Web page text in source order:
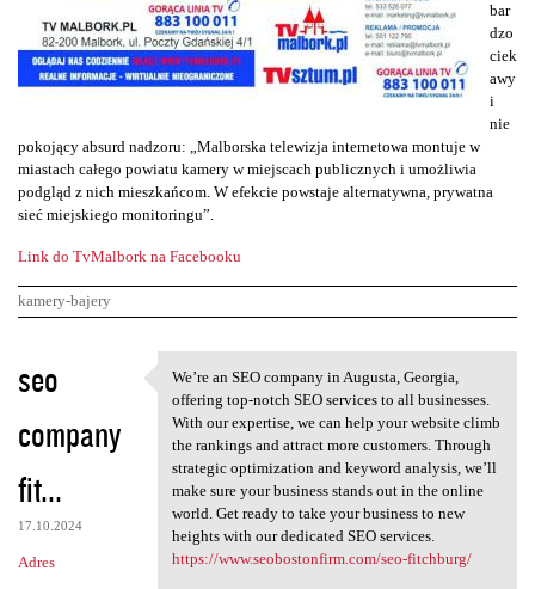
bar
dzo
ciek
awy
i
nie
pokojący absurd nadzoru: „Malborska telewizja internetowa montuje w
miastach całego powiatu kamery w miejscach publicznych i umożliwia
podgląd z nich mieszkańcom. W efekcie powstaje alternatywna, prywatna
sieć miejskiego monitoringu”.
Link do TvMalbork na Facebooku
kamery-bajery
K
o
m
e
n
t
a
seo
company
fit...
17.10.2024
Adres
We’re an SEO company in
We’re an SEO company in Augusta, Georgia,
offering top-notch SEO services to all businesses.
With our expertise, we can help your website climb
the rankings and attract more customers. Through
strategic optimization and keyword analysis, we’ll
make sure your business stands out in the online
world. Get ready to take your business to new
heights with our dedicated SEO services.
https://www.seobostonfirm.com/seo-fitchburg/